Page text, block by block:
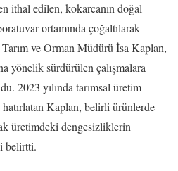
ithal edilen, kokarcanın doğal
ortamında çoğaltılarak
ve Orman Müdürü İsa Kaplan,
yönelik sürdürülen çalışmalara
2023 yılında tarımsal üretim
hatırlatan Kaplan, belirli ürünlerde
üretimdeki dengesizliklerin
belirtti.